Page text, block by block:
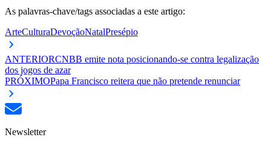
As palavras-chave/tags associadas a este artigo:
ArteCulturaDevoçãoNatalPresépio
ANTERIORCNBB emite nota posicionando-se contra legalização
dos jogos de azar
PRÓXIMOPapa Francisco reitera que não pretende renunciar
Newsletter